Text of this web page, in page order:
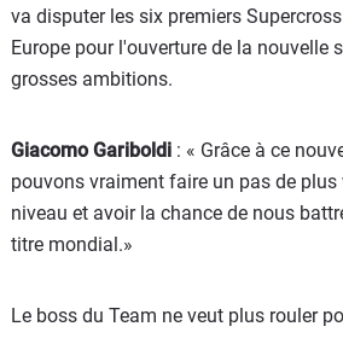
va disputer les six premiers
Europe pour l'ouverture de la nouvelle
grosses ambitions.
Giacomo Gariboldi : « Grâce à ce
pouvons vraiment faire un pas de plus
niveau et avoir la chance de nous
titre mondial.»
Le boss du Team ne veut plus rouler